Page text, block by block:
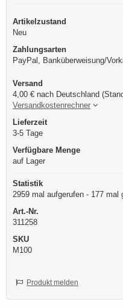
Artikelzustand
Neu
Zahlungsarten
PayPal, Banküberweisung/
Versand
4,00 € nach Deutschland
Versandkostenrechner
Lieferzeit
3-5 Tage
Verfügbare Menge
auf Lager
Statistik
2959 mal aufgerufen - 177 mal
Art.-Nr.
311258
SKU
M100
Produkt melden